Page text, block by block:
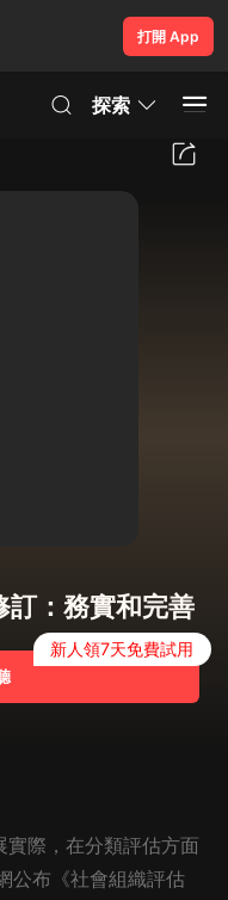
打開 App
探索
訂：務實和完善
新人領7天免費試用
際，在分類評估方面
公布《社會組織評估